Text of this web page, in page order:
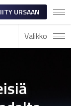
URSAAN
Valikko